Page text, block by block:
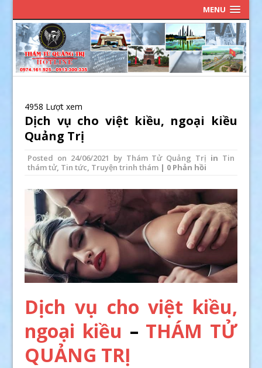
MENU
4958 Lượt xem
Dịch vụ cho việt kiều, ngoại kiều
Quảng Trị
Posted on 24/06/2021 by Thám Tử Quảng Trị in Tin
thám tử, Tin tức, Truyện trinh thám | 0 Phản hồi
Dịch vụ cho việt kiều,
ngoại kiều – THÁM TỬ
QUẢNG TRỊ